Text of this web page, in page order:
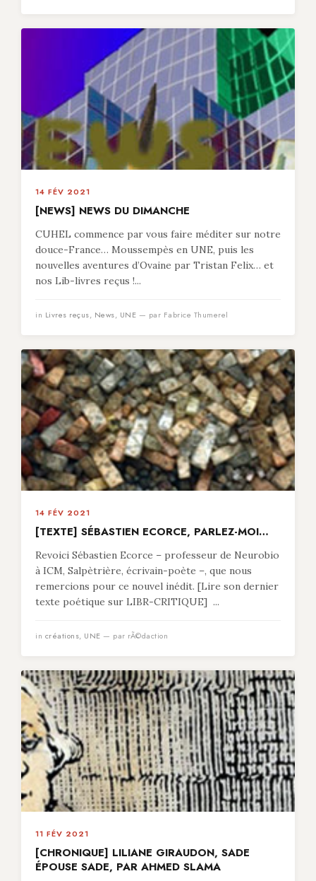
14 FÉV 2021
[NEWS] NEWS DU DIMANCHE
CUHEL commence par vous faire méditer sur notre
douce-France… Moussempès en UNE, puis les
nouvelles aventures d’Ovaine par Tristan Felix… et
nos Lib-livres reçus !...
in Livres reçus, News, UNE — par Fabrice Thumerel
14 FÉV 2021
[TEXTE] SÉBASTIEN ECORCE, PARLEZ-MOI…
Revoici Sébastien Ecorce – professeur de Neurobio
à ICM, Salpètrière, écrivain-poète –, que nous
remercions pour ce nouvel inédit. [Lire son dernier
texte poétique sur LIBR-CRITIQUE] ...
in créations, UNE — par rÃ©daction
11 FÉV 2021
[CHRONIQUE] LILIANE GIRAUDON, SADE
ÉPOUSE SADE, PAR AHMED SLAMA